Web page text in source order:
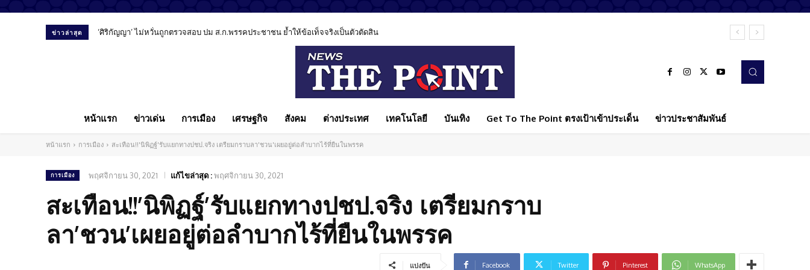
ข่าวล่าสุด ‘ศิริกัญญา’ ไม่หวั่นถูกตรวจสอบ ปม ส.ก.พรรคประชาชน ย้ำให้ข้อเท็จจริงเป็นตัวตัดสิน
หน้าแรก ข่าวเด่น การเมือง เศรษฐกิจ สังคม ต่างประเทศ เทคโนโลยี บันเทิง Get To The Point ตรงเป้าเข้าประเด็น ข่าวประชาสัมพันธ์
หน้าแรก การเมือง สะเทือน!!'นิพิฏฐ์'รับแยกทางปชป.จริง เตรียมกราบลา'ชวน'เผยอยู่ต่อลำบากไร้ที่ยืนในพรรค
การเมือง พฤศจิกายน 30, 2021 แก้ไขล่าสุด :พฤศจิกายน 30, 2021
สะเทือน!!’นิพิฏฐ์’รับแยกทางปชป.จริง เตรียมกราบ
ลา’ชวน’เผยอยู่ต่อลำบากไร้ที่ยืนในพรรค
แบ่งปัน Facebook Twitter Pinterest WhatsApp